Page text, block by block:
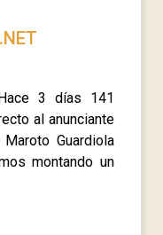
3 días 141
al anunciante
Guardiola
montando un